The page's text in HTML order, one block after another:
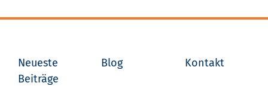
Neueste
Beiträge
Blog Kontakt